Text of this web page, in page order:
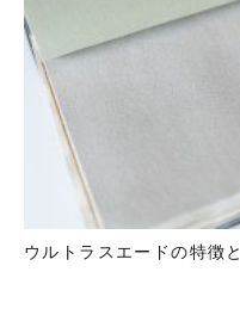
ウルトラスエードの特徴